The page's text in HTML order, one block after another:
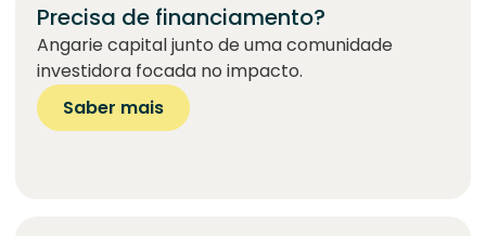
Precisa de financiamento?
Angarie capital junto de uma comunidade
investidora focada no impacto.
Saber mais